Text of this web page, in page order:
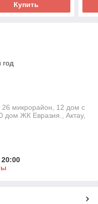
Купить
год
микрорайон, 12 дом с
дом ЖК Евразия., Актау,